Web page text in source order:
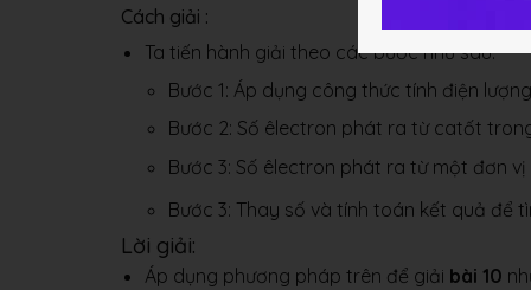
Cách giải :
Ta tiến hành giải theo các bước như sau:
Bước 1: Áp dụng công thức tính điện
Bước 2: Số êlectron phát ra từ catốt
Bước 3: Số êlectron phát ra từ một đơn
Bước 3: Thay số và tính toán kết quả để
Lời giải:
Áp dụng phương pháp trên để giải bài 10